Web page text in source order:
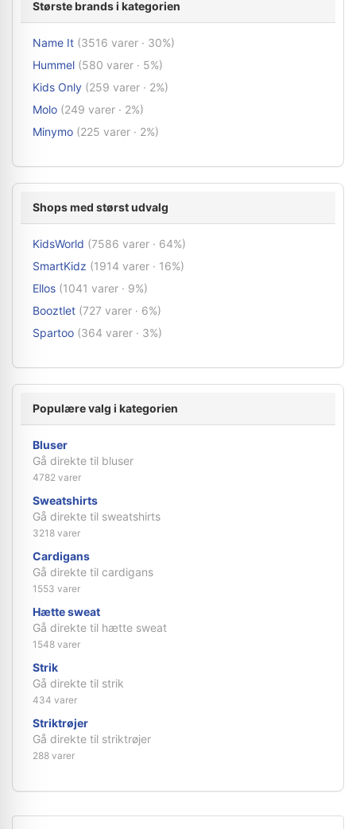
Største brands i kategorien
Name It (3516 varer · 30%)
Hummel (580 varer · 5%)
Kids Only (259 varer · 2%)
Molo (249 varer · 2%)
Minymo (225 varer · 2%)
Shops med størst udvalg
KidsWorld (7586 varer · 64%)
SmartKidz (1914 varer · 16%)
Ellos (1041 varer · 9%)
Booztlet (727 varer · 6%)
Spartoo (364 varer · 3%)
Populære valg i kategorien
Bluser
Gå direkte til bluser
4782 varer
Sweatshirts
Gå direkte til sweatshirts
3218 varer
Cardigans
Gå direkte til cardigans
1553 varer
Hætte sweat
Gå direkte til hætte sweat
1548 varer
Strik
Gå direkte til strik
434 varer
Striktrøjer
Gå direkte til striktrøjer
288 varer